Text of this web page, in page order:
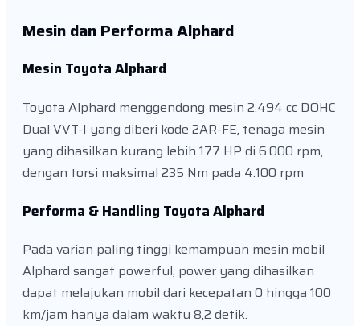
Mesin dan Performa Alphard
Mesin Toyota Alphard
Toyota Alphard menggendong mesin 2.494 cc DOHC
Dual VVT-I yang diberi kode 2AR-FE, tenaga mesin
yang dihasilkan kurang lebih 177 HP di 6.000 rpm,
dengan torsi maksimal 235 Nm pada 4.100 rpm
Performa & Handling Toyota Alphard
Pada varian paling tinggi kemampuan mesin mobil
Alphard sangat powerful, power yang dihasilkan
dapat melajukan mobil dari kecepatan 0 hingga 100
km/jam hanya dalam waktu 8,2 detik.